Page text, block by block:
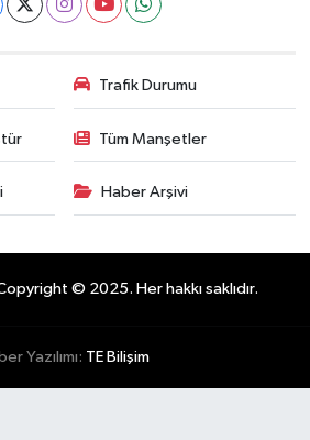
Trafik Durumu
Tüm Manşetler
Haber Arşivi
© 2025. Her hakkı saklıdır.
Yazılımı: TE Bilişim